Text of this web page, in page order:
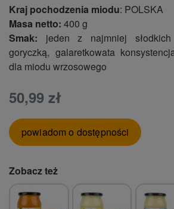
Kraj pochodzenia miodu: POLSKA
Masa netto: 400 g
Smak: jeden z najmniej
goryczką, galaretkowata
dla miodu wrzosowego
50,99 zł
powiadom o dostępności
Zobacz też